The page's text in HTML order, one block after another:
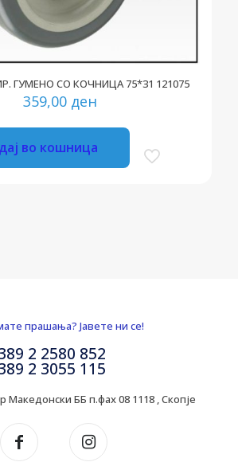
ГУМЕНО СО КОЧНИЦА 75*31 121075
359,00 ден
во кошница
прашања? Јавете ни се!
2 2580 852
2 3055 115
Македонски ББ п.фах 08 1118 , Скопје